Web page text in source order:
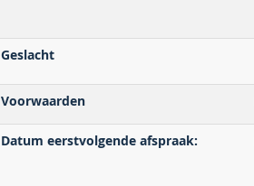
Geslacht
Voorwaarden
Datum eerstvolgende afspraak: